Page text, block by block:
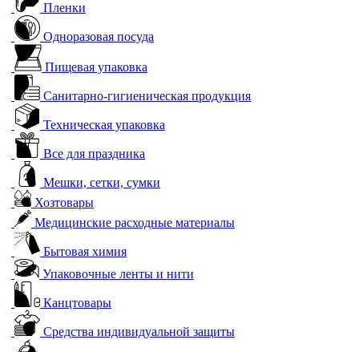
Пленки
Одноразовая посуда
Пищевая упаковка
Санитарно-гигиеническая продукция
Техническая упаковка
Все для праздника
Мешки, сетки, сумки
Хозтовары
Медицинские расходные материалы
Бытовая химия
Упаковочные ленты и нити
Канцтовары
Средства индивидуальной защиты